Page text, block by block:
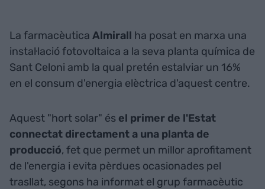
La farmacèutica Almirall ha posat en marxa una
instal·lació fotovoltaica a la seva planta química de
Sant Celoni amb la qual pretén estalviar un 16%
en el consum d'energia elèctrica d'aquest centre.
Aquest "hort solar" és el primer de l'Estat
connectat directament a una planta de
producció, fet que permet un millor aprofitament
de l'energia i evita pèrdues ocasionades pel
trasllat, segons ha informat el grup farmacèutic